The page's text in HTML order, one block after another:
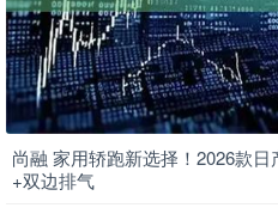
尚融 家用轿跑新选择！2026款
+双边排气